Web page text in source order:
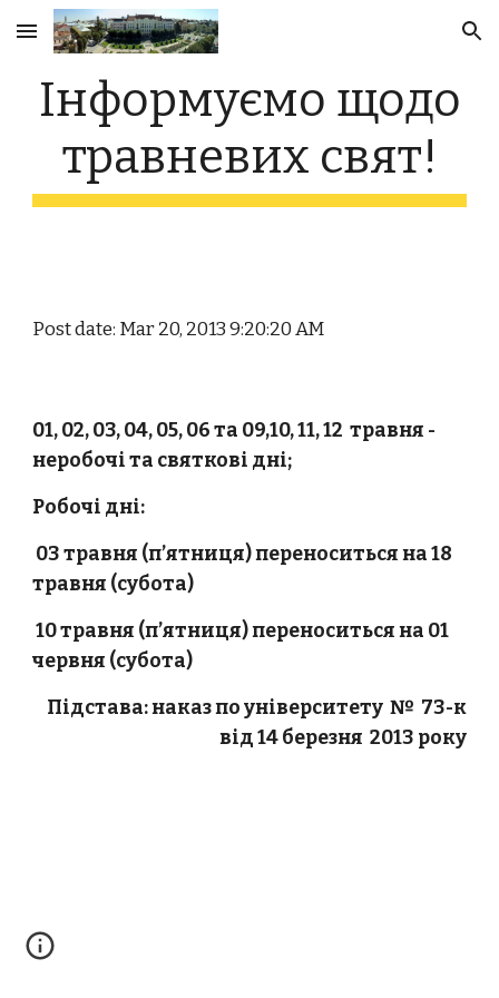
Skip to main content Skip to navigation
Інформуємо щодо
травневих свят!
Post date: Mar 20, 2013 9:20:20 AM
01, 02, 03, 04, 05, 06 та 09,10, 11, 12 травня -
неробочі та святкові дні;
Робочі дні:
03 травня (п’ятниця) переноситься на 18
травня (субота)
10 травня (п’ятниця) переноситься на 01
червня (субота)
Підстава: наказ по університету № 73-к
від 14 березня 2013 року